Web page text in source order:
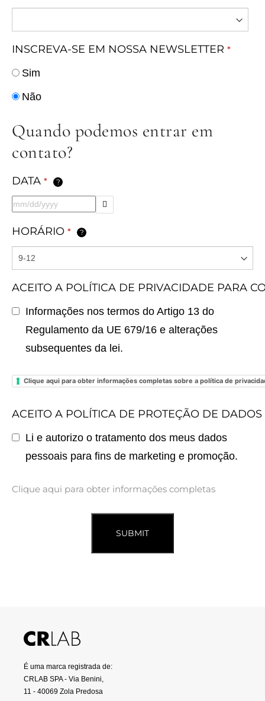
INSCREVA-SE EM NOSSA NEWSLETTER *
Sim
Não
Quando podemos entrar em
contato?
DATA * ?
HORÁRIO * ?
ACEITO A POLÍTICA DE PRIVACIDADE PARA
Informações nos termos do Artigo 13 do
Regulamento da UE 679/16 e alterações
subsequentes da lei.
Clique aqui para obter informações completas sobre a política de
ACEITO A POLÍTICA DE PROTEÇÃO DE DADOS
Li e autorizo o tratamento dos meus dados
pessoais para fins de marketing e promoção.
Clique aqui para obter informações completas
SUBMIT
É uma marca registrada de:
CRLAB SPA - Via Benini,
11 - 40069 Zola Predosa